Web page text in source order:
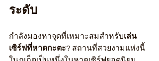
ระดับ
กำลังมองหาจุดที่เหมาะสมสำหรับเล่น
เซิร์ฟที่หาดกะตะ? สถานที่สวยงามแห่งนี้